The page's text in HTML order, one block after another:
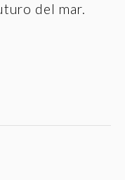
del mar.